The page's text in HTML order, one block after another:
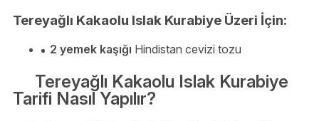
Tereyağlı Kakaolu Islak Kurabiye Üzeri İçin:
2 yemek kaşığı Hindistan cevizi tozu
Tereyağlı Kakaolu Islak Kurabiye
Tarifi Nasıl Yapılır?